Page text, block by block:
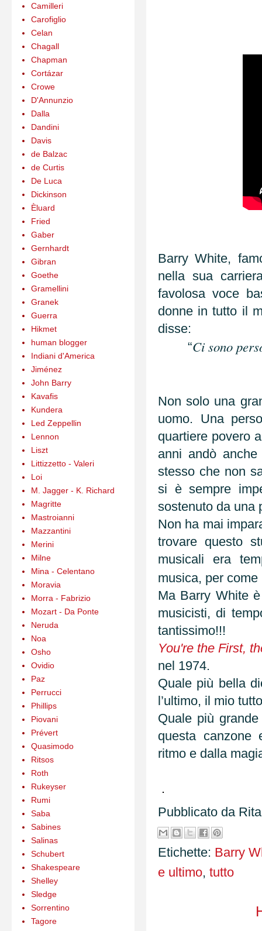
Barry White,
nella sua
favolosa voce
donne in tutto il
disse:
“Ci sono
Non solo una
uomo. Una
quartiere povero
anni andò
stesso che non
si è sempre
sostenuto da una
Non ha mai
trovare questo
musicali era
musica, per come
Ma Barry White
musicisti, di
tantissimo!!!
You're the First,
nel 1974.
Quale più bella
l’ultimo, il mio
Quale più
questa canzone
ritmo e dalla
.
Pubblicato da
Etichette: Barry
e ultimo, tutto
Camilleri
Carofiglio
Celan
Chagall
Chapman
Cortázar
Crowe
D'Annunzio
Dalla
Dandini
Davis
de Balzac
de Curtis
De Luca
Dickinson
Èluard
Fried
Gaber
Gernhardt
Gibran
Goethe
Gramellini
Granek
Guerra
Hikmet
human blogger
Indiani d'America
Jiménez
John Barry
Kavafis
Kundera
Led Zeppellin
Lennon
Liszt
Littizzetto - Valeri
Loi
M. Jagger - K. Richard
Magritte
Mastroianni
Mazzantini
Merini
Milne
Mina - Celentano
Moravia
Morra - Fabrizio
Mozart - Da Ponte
Neruda
Noa
Osho
Ovidio
Paz
Perrucci
Phillips
Piovani
Prévert
Quasimodo
Ritsos
Roth
Rukeyser
Rumi
Saba
Sabines
Salinas
Schubert
Shakespeare
Shelley
Sledge
Sorrentino
Tagore